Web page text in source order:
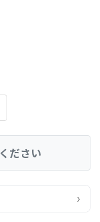
ださい
›